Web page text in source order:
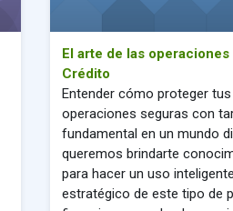
El arte de las
Crédito
Entender cómo proteger
operaciones seguras con
fundamental en un mundo
queremos brindarte
para hacer un uso
estratégico de este tipo de